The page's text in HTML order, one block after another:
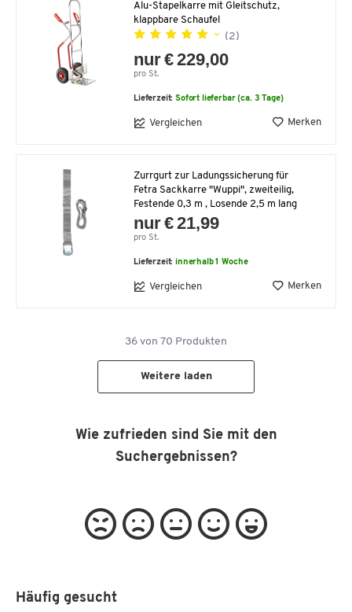
Alu-Stapelkarre mit Gleitschutz,
klappbare Schaufel
(2)
nur € 229,00
pro St.
Lieferzeit:Sofort lieferbar (ca. 3 Tage)
Vergleichen Merken
Zurrgurt zur Ladungssicherung für
Fetra Sackkarre "Wuppi", zweiteilig,
Festende 0,3 m , Losende 2,5 m lang
nur € 21,99
pro St.
Lieferzeit:innerhalb 1 Woche
Vergleichen Merken
36 von 70 Produkten
Weitere laden
Wie zufrieden sind Sie mit den
Suchergebnissen?
Häufig gesucht